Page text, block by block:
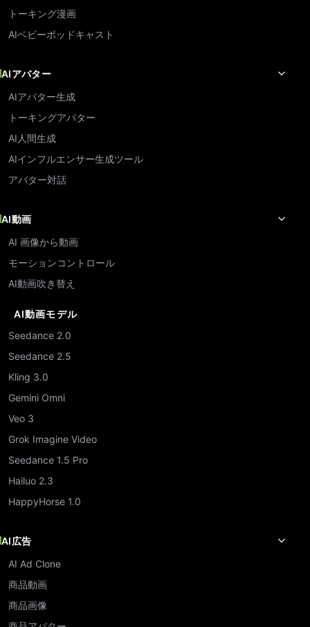
トーキング漫画
AIベビーポッドキャスト
AIアバター
AIアバター生成
トーキングアバター
AI人間生成
AIインフルエンサー生成ツール
アバター対話
AI動画
AI 画像から動画
モーションコントロール
AI動画吹き替え
AI動画モデル
Seedance 2.0
Seedance 2.5
Kling 3.0
Gemini Omni
Veo 3
Grok Imagine Video
Seedance 1.5 Pro
Hailuo 2.3
HappyHorse 1.0
AI広告
AI Ad Clone
商品動画
商品画像